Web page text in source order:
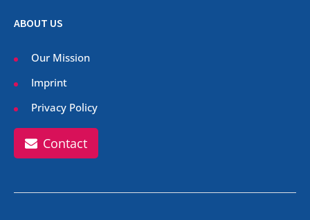
ABOUT US
Our Mission
Imprint
Privacy Policy
Contact